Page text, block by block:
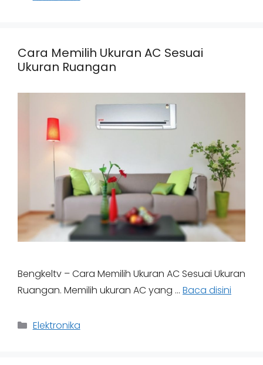
Cara Memilih Ukuran AC Sesuai
Ukuran Ruangan
Bengkeltv – Cara Memilih Ukuran AC Sesuai Ukuran
Ruangan. Memilih ukuran AC yang … Baca disini
Categories
Elektronika